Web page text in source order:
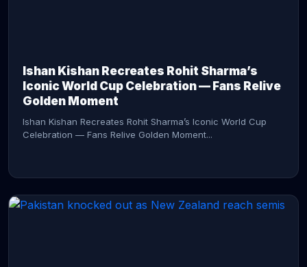
Ishan Kishan Recreates Rohit Sharma’s
Iconic World Cup Celebration — Fans Relive
Golden Moment
Ishan Kishan Recreates Rohit Sharma’s Iconic World Cup
Celebration — Fans Relive Golden Moment...